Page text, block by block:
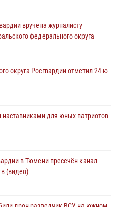
напомнил гражданам о
дрон-разведчик ВСУ на южном
росгвардейцы в ходе
на Урале
вручена журналисту
федерального округа
округа Росгвардии отметил 24-ю
для юных патриотов
в Тюмени пресечён канал
(видео)